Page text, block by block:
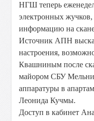
НГШ теперь
электронных
информацию на
Источник АПН
настроения,
Квашниным после
майором СБУ
аппаратуры в
Леонида Кучмы.
Доступ в кабинет